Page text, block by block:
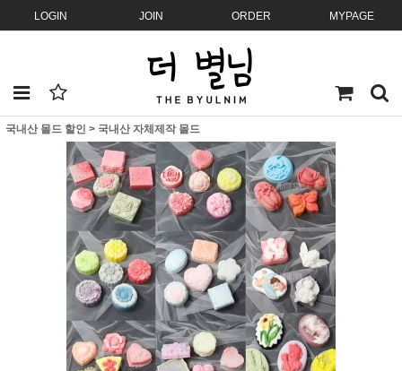
LOGIN JOIN ORDER MYPAGE
국내산 몰드 할인 > 국내산 자체제작 몰드